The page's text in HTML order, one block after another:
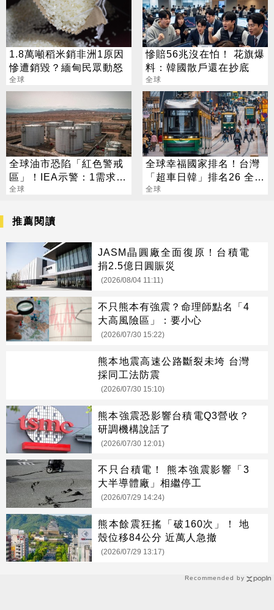
1.8萬噸稻米銷非洲1原因
慘遭銷毀？緬甸民眾動怒
全球
慘賠56兆沒在怕！ 花旗爆
料：韓國散戶還在抄底
全球
全球油市恐陷「紅色警戒
區」！IEA示警：1需求將
增加危機
全球
全球幸福國家排名！台灣
「超車日韓」排名26 全東
亞最幸福
全球
Recommended by
推薦閱讀
JASM晶圓廠全面復原！台積電
捐2.5億日圓賑災
(2026/08/04 11:11)
不只熊本有強震？命理師點名「4
大高風險區」：要小心
(2026/07/30 15:22)
熊本地震高速公路斷裂未垮 台灣
採同工法防震
(2026/07/30 15:10)
熊本強震恐影響台積電Q3營收？
研調機構說話了
(2026/07/30 12:01)
不只台積電！ 熊本強震影響「3
大半導體廠」相繼停工
(2026/07/29 14:24)
熊本餘震狂搖「破160次」！ 地
殼位移84公分 近萬人急撤
(2026/07/29 13:17)